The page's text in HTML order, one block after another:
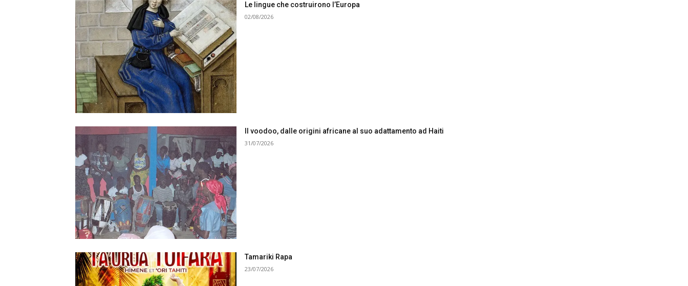
Le lingue che costruirono l’Europa
02/08/2026
Il voodoo, dalle origini africane al suo adattamento ad Haiti
31/07/2026
Tamariki Rapa
23/07/2026